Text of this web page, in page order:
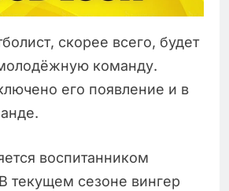
скорее всего, будет
команду.
его появление и в
воспитанником
текущем сезоне вингер